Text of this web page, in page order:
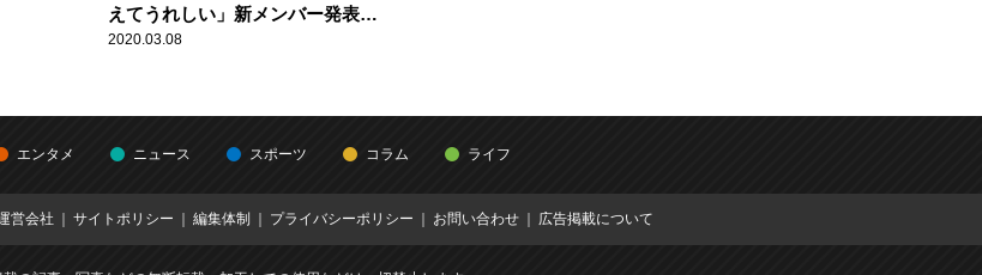
えてうれしい」新メンバー発表を
受けての心境を語る
2020.03.08
エンタメ ニュース スポーツ コラム ライフ
営会社 サイトポリシー 編集体制 プライバシーポリシー お問い合わせ 広告掲載について